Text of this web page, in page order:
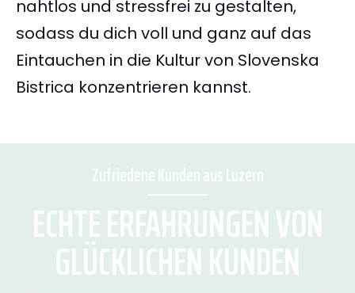
nahtlos und stressfrei zu gestalten,
sodass du dich voll und ganz auf das
Eintauchen in die Kultur von Slovenska
Bistrica konzentrieren kannst.
Zufriedene Kunden aus Luzern
ECHTE ERFAHRUNGEN VON
GLÜCKLICHEN KUNDEN